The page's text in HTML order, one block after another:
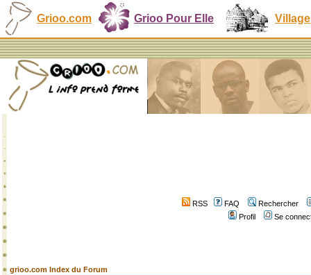
Grioo.com Grioo Pour Elle Village
RSS FAQ
Rechercher
Profil
Se
grioo.com Index du Forum